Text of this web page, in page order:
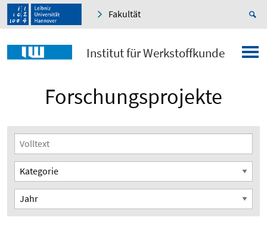
Fakultät
Institut für Werkstoffkunde
Forschungsprojekte